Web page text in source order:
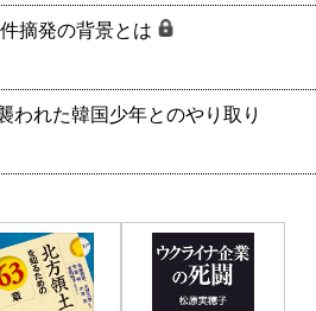
摘発の背景とは
われた韓国少年とのやり取り